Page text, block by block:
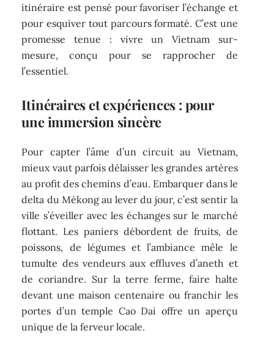
itinéraire est pensé pour favoriser l’échange et
pour esquiver tout parcours formaté. C’est une
promesse tenue : vivre un Vietnam sur-
mesure, conçu pour se rapprocher de
l’essentiel.
Itinéraires et expériences : pour
une immersion sincère
Pour capter l’âme d’un circuit au Vietnam,
mieux vaut parfois délaisser les grandes artères
au profit des chemins d’eau. Embarquer dans le
delta du Mékong au lever du jour, c’est sentir la
ville s’éveiller avec les échanges sur le marché
flottant. Les paniers débordent de fruits, de
poissons, de légumes et l’ambiance mêle le
tumulte des vendeurs aux effluves d’aneth et
de coriandre. Sur la terre ferme, faire halte
devant une maison centenaire ou franchir les
portes d’un temple Cao Dai offre un aperçu
unique de la ferveur locale.